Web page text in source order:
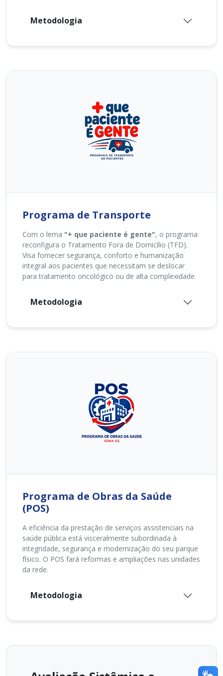
Metodologia
Programa de Transporte
Com o lema "+ que paciente é gente", o programa
reconfigura o Tratamento Fora de Domicílio (TFD).
Visa fornecer segurança, conforto e humanização
integral aos pacientes que necessitam se deslocar
para tratamento oncológico ou de alta complexidade.
Metodologia
Programa de Obras da Saúde
(POS)
A eficiência da prestação de serviços assistenciais na
saúde pública está visceralmente subordinada à
integridade, segurança e modernização do seu parque
físico. O POS fará reformas e ampliações nas unidades
da rede.
Metodologia